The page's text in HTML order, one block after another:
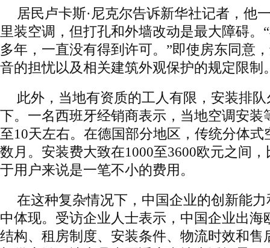
居民卢卡斯·尼克尔告诉新华社记者，他
里装空调，但打孔和外墙改动是最大障碍。
多年，一直没有得到许可。”即使房东同意
音的担忧以及相关建筑外观保护的规定限制
此外，当地有资质的工人有限，安装排
下。一名西班牙经销商表示，当地空调安装
至10天左右。在德国部分地区，传统分体
数月。安装费大致在1000至3600欧元之间
于用户来说是一笔不小的费用。
在这种复杂情况下，中国企业的创新能
中体现。受访企业人士表示，中国企业出海
结构、租房制度、安装条件、物流时效和售